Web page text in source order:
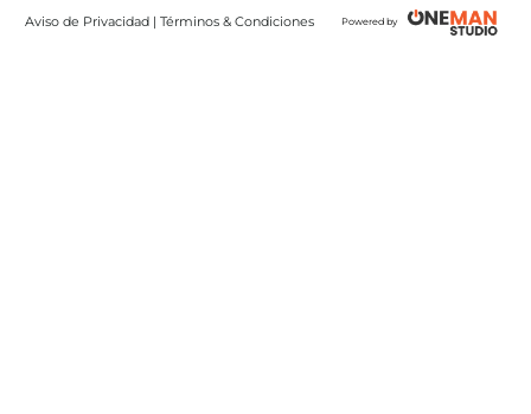
Aviso de Privacidad | Términos & Condiciones Powered by